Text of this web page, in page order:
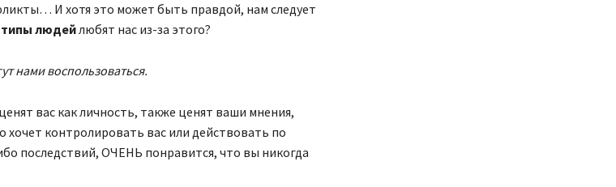
И хотя это может быть правдой, нам следует
типы людейлюбят нас из-за этого?
нами воспользоваться.
вас как личность, также ценят ваши мнения,
хочет контролировать вас или действовать по
последствий, ОЧЕНЬ понравится, что вы никогда